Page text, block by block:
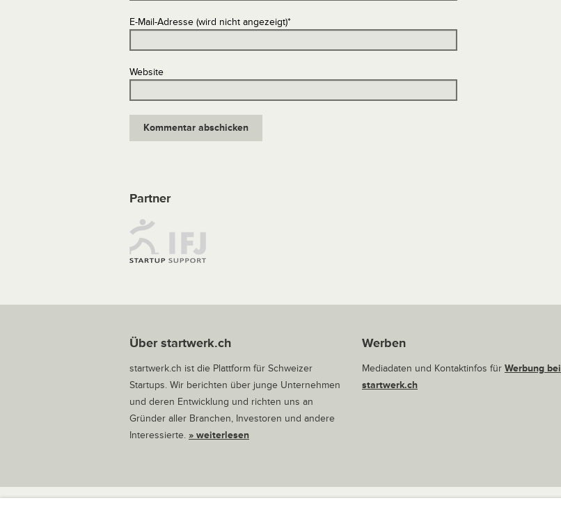
E-Mail-Adresse (wird nicht angezeigt)*
Website
Partner
Über startwerk.ch
startwerk.ch ist die Plattform für Schweizer
Startups. Wir berichten über junge Unternehmen
und deren Entwicklung und richten uns an
Gründer aller Branchen, Investoren und andere
Interessierte. » weiterlesen
Werben
Mediadaten und Kontaktinfos für Werbung bei
startwerk.ch